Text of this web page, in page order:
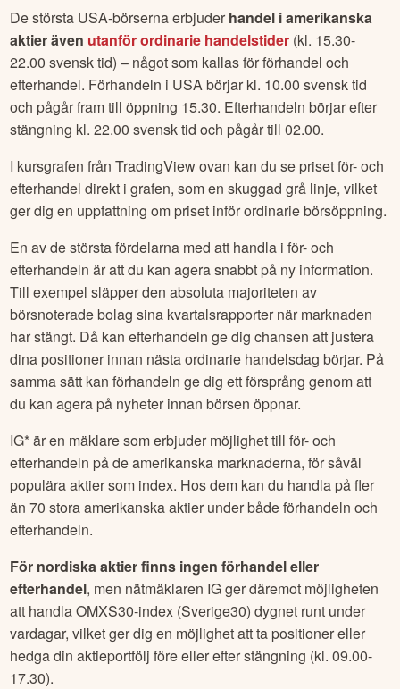
De största USA-börserna erbjuder handel i amerikanska
aktier även utanför ordinarie handelstider (kl. 15.30-
22.00 svensk tid) – något som kallas för förhandel och
efterhandel. Förhandeln i USA börjar kl. 10.00 svensk tid
och pågår fram till öppning 15.30. Efterhandeln börjar efter
stängning kl. 22.00 svensk tid och pågår till 02.00.
I kursgrafen från TradingView ovan kan du se priset för- och
efterhandel direkt i grafen, som en skuggad grå linje, vilket
ger dig en uppfattning om priset inför ordinarie börsöppning.
En av de största fördelarna med att handla i för- och
efterhandeln är att du kan agera snabbt på ny information.
Till exempel släpper den absoluta majoriteten av
börsnoterade bolag sina kvartalsrapporter när marknaden
har stängt. Då kan efterhandeln ge dig chansen att justera
dina positioner innan nästa ordinarie handelsdag börjar. På
samma sätt kan förhandeln ge dig ett försprång genom att
du kan agera på nyheter innan börsen öppnar.
IG* är en mäklare som erbjuder möjlighet till för- och
efterhandeln på de amerikanska marknaderna, för såväl
populära aktier som index. Hos dem kan du handla på fler
än 70 stora amerikanska aktier under både förhandeln och
efterhandeln.
För nordiska aktier finns ingen förhandel eller
efterhandel, men nätmäklaren IG ger däremot möjligheten
att handla OMXS30-index (Sverige30) dygnet runt under
vardagar, vilket ger dig en möjlighet att ta positioner eller
hedga din aktieportfölj före eller efter stängning (kl. 09.00-
17.30).